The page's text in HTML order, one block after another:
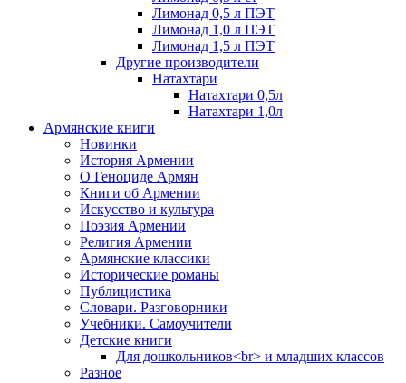
Лимонад 0,5 л ПЭТ
Лимонад 1,0 л ПЭТ
Лимонад 1,5 л ПЭТ
Другие производители
Натахтари
Натахтари 0,5л
Натахтари 1,0л
Армянские книги
Новинки
История Армении
О Геноциде Армян
Книги об Армении
Иcкусство и культура
Поэзия Армении
Религия Армении
Армянские классики
Исторические романы
Публицистика
Словари. Разговорники
Учебники. Самоучители
Детские книги
Для дошкольников<br> и младших классов
Разное